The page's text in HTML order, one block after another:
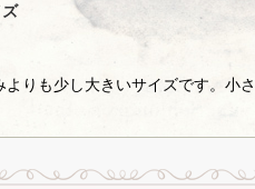
りも少し大きいサイズです。